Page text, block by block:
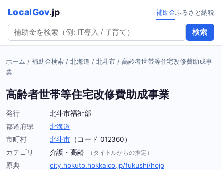
LocalGov.jp
検索
補助金ふるさと納税
ホーム / 補助金検索 / 北海道 / 北斗市 / 高齢者世帯等住宅改修費助成事
業
高齢者世帯等住宅改修費助成事業
発行
北斗市福祉部
都道府県
北海道
市町村
北斗市 （コード 012360）
カテゴリ
介護・高齢 （タイトルからの推定）
原典
city.hokuto.hokkaido.jp/fukushi/hojo